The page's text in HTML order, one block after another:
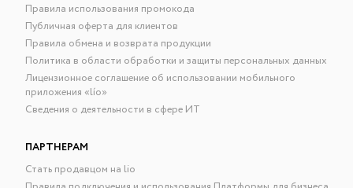
Правила использования промокода
Публичная оферта для клиентов
Правила обмена и возврата продукции
Политика в области обработки и защиты персональных данных
Лицензионное соглашение об использовании мобильного
приложения «lío»
Сведения о деятельности в сфере ИТ
ПАРТНЕРАМ
Стать продавцом на lio